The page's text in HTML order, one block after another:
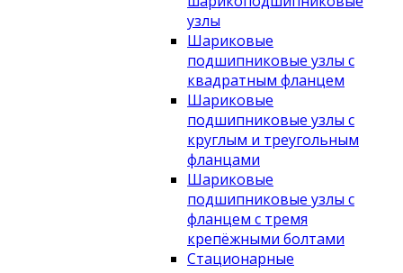
узлы
Шариковые
подшипниковые узлы с
квадратным фланцем
Шариковые
подшипниковые узлы с
круглым и треугольным
фланцами
Шариковые
подшипниковые узлы с
фланцем с тремя
крепёжными болтами
Стационарные